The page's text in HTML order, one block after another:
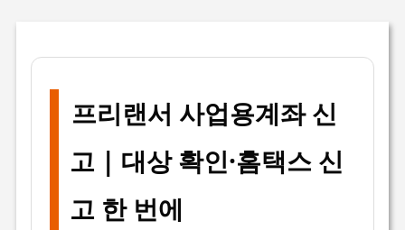
프리랜서 사업용계좌 신
고 | 대상 확인·홈택스 신
고 한 번에